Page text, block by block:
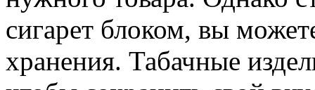
сигарет блоком, вы
хранения. Табачные